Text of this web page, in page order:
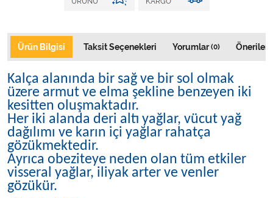
Ürün Bilgisi Taksit Seçenekleri Yorumlar(0)
Kalça alanında bir sağ ve bir sol olmak
üzere armut ve elma şekline benzeyen iki
kesitten oluşmaktadır.
Her iki alanda deri altı yağlar, vücut yağ
dağılımı ve karın içi yağlar rahatça
gözükmektedir.
Ayrıca obeziteye neden olan tüm etkiler
visseral yağlar, iliyak arter ve venler
gözükür.